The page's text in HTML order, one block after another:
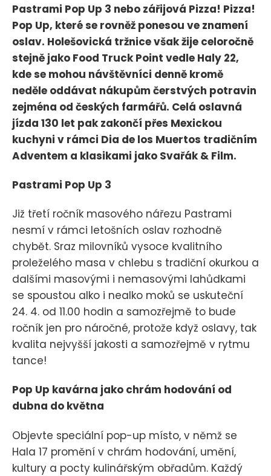
Pastrami Pop Up 3 nebo zářijová Pizza! Pizza!
Pop Up, které se rovněž ponesou ve znamení
oslav. Holešovická tržnice však žije celoročně
stejně jako Food Truck Point vedle Haly 22,
kde se mohou návštěvníci denně kromě
neděle oddávat nákupům čerstvých potravin
zejména od českých farmářů. Celá oslavná
jízda 130 let pak zakončí přes Mexickou
kuchyni v rámci Dia de los Muertos tradičním
Adventem a klasikami jako Svařák & Film.
Pastrami Pop Up 3
Již třetí ročník masového nářezu Pastrami
nesmí v rámci letošních oslav rozhodně
chybět. Sraz milovníků vysoce kvalitního
proleželého masa v chlebu s tradiční okurkou a
dalšími masovými i nemasovými lahůdkami
se spoustou alko i nealko moků se uskuteční
24. 4. od 11.00 hodin a samozřejmě to bude
ročník jen pro náročné, protože když oslavy, tak
kvalita nejvyšší jakosti a samozřejmě v rytmu
tance!
Pop Up kavárna jako chrám hodování od
dubna do května
Objevte speciální pop-up místo, v němž se
Hala 17 promění v chrám hodování, umění,
kultury a pocty kulinářským obřadům. Každý